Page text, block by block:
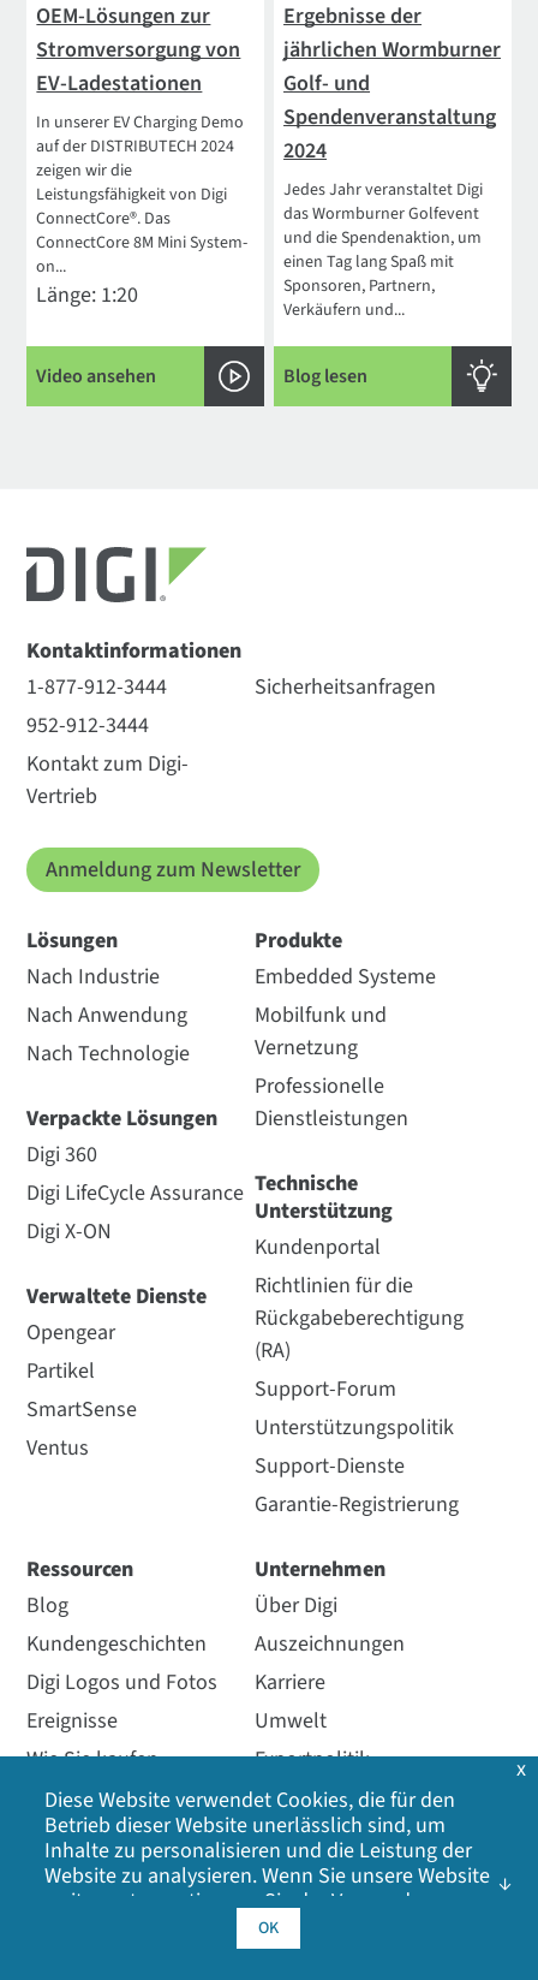
OEM-Lösungen zur
Stromversorgung von
EV-Ladestationen
In unserer EV Charging Demo
auf der DISTRIBUTECH 2024
zeigen wir die
Leistungsfähigkeit von Digi
ConnectCore®. Das
ConnectCore 8M Mini System-
on...
Länge: 1:20
Video ansehen
Ergebnisse der
jährlichen Wormburner
Golf- und
Spendenveranstaltung
2024
Jedes Jahr veranstaltet Digi
das Wormburner Golfevent
und die Spendenaktion, um
einen Tag lang Spaß mit
Sponsoren, Partnern,
Verkäufern und...
Blog lesen
Kontaktinformationen
1-877-912-3444
952-912-3444
Kontakt zum Digi-
Vertrieb
Sicherheitsanfragen
Anmeldung zum Newsletter
Lösungen
Nach Industrie
Nach Anwendung
Nach Technologie
Verpackte Lösungen
Digi 360
Digi LifeCycle Assurance
Digi X-ON
Verwaltete Dienste
Opengear
Partikel
SmartSense
Ventus
Produkte
Embedded Systeme
Mobilfunk und
Vernetzung
Professionelle
Dienstleistungen
Technische
Unterstützung
Kundenportal
Richtlinien für die
Rückgabeberechtigung
(RA)
Support-Forum
Unterstützungspolitik
Support-Dienste
Garantie-Registrierung
Ressourcen
Blog
Kundengeschichten
Digi Logos und Fotos
Ereignisse
Wie Sie kaufen
Ressourcen-Bibliothek
Eintragen
Videos
Unternehmen
Über Digi
Auszeichnungen
Karriere
Umwelt
Exportpolitik
Investor Relations
Geschäftsführung
Standorte
Medienberichterstattung
Andere Digi-Sites
Diese Website verwendet Cookies, die für den
Betrieb dieser Website unerlässlich sind, um
Inhalte zu personalisieren und die Leistung der
Website zu analysieren. Wenn Sie unsere Website
weiter nutzen, stimmen Sie der Verwendung
unserer Cookies zu. Klicken Sie auf OK, um Ihr
Einverständnis mit unsererCookie-Richtlinie
OK
x